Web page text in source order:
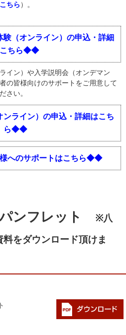
ちら ）。
（オンライン）の申込・詳細
ちら◆◆
イン）や入学説明会（オンデマン
の皆様向けのサポートをご用意して
さい。
ライン）の申込・詳細はこち
ら◆◆
へのサポートはこちら◆◆
ンフレット ※八
をダウンロード頂けま